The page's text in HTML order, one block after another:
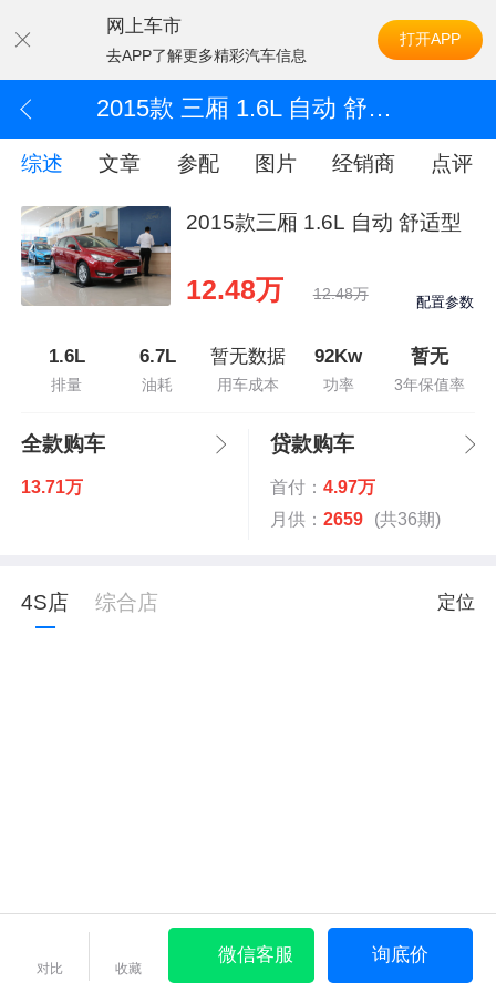
网上车市
去APP了解更多精彩汽车信息
打开APP
2015款 三厢 1.6L 自动 舒适型
综述 文章 参配 图片 经销商 点评
2015款三厢 1.6L 自动 舒适型
12.48万 12.48万 配置参数
1.6L
排量
6.7L
油耗
暂无数据
用车成本
92Kw
功率
暂无
3年保值率
全款购车
13.71万
贷款购车
首付： 4.97万
月供： 2659 (共36期)
4S店 综合店 定位
对比 收藏
微信客服 询底价